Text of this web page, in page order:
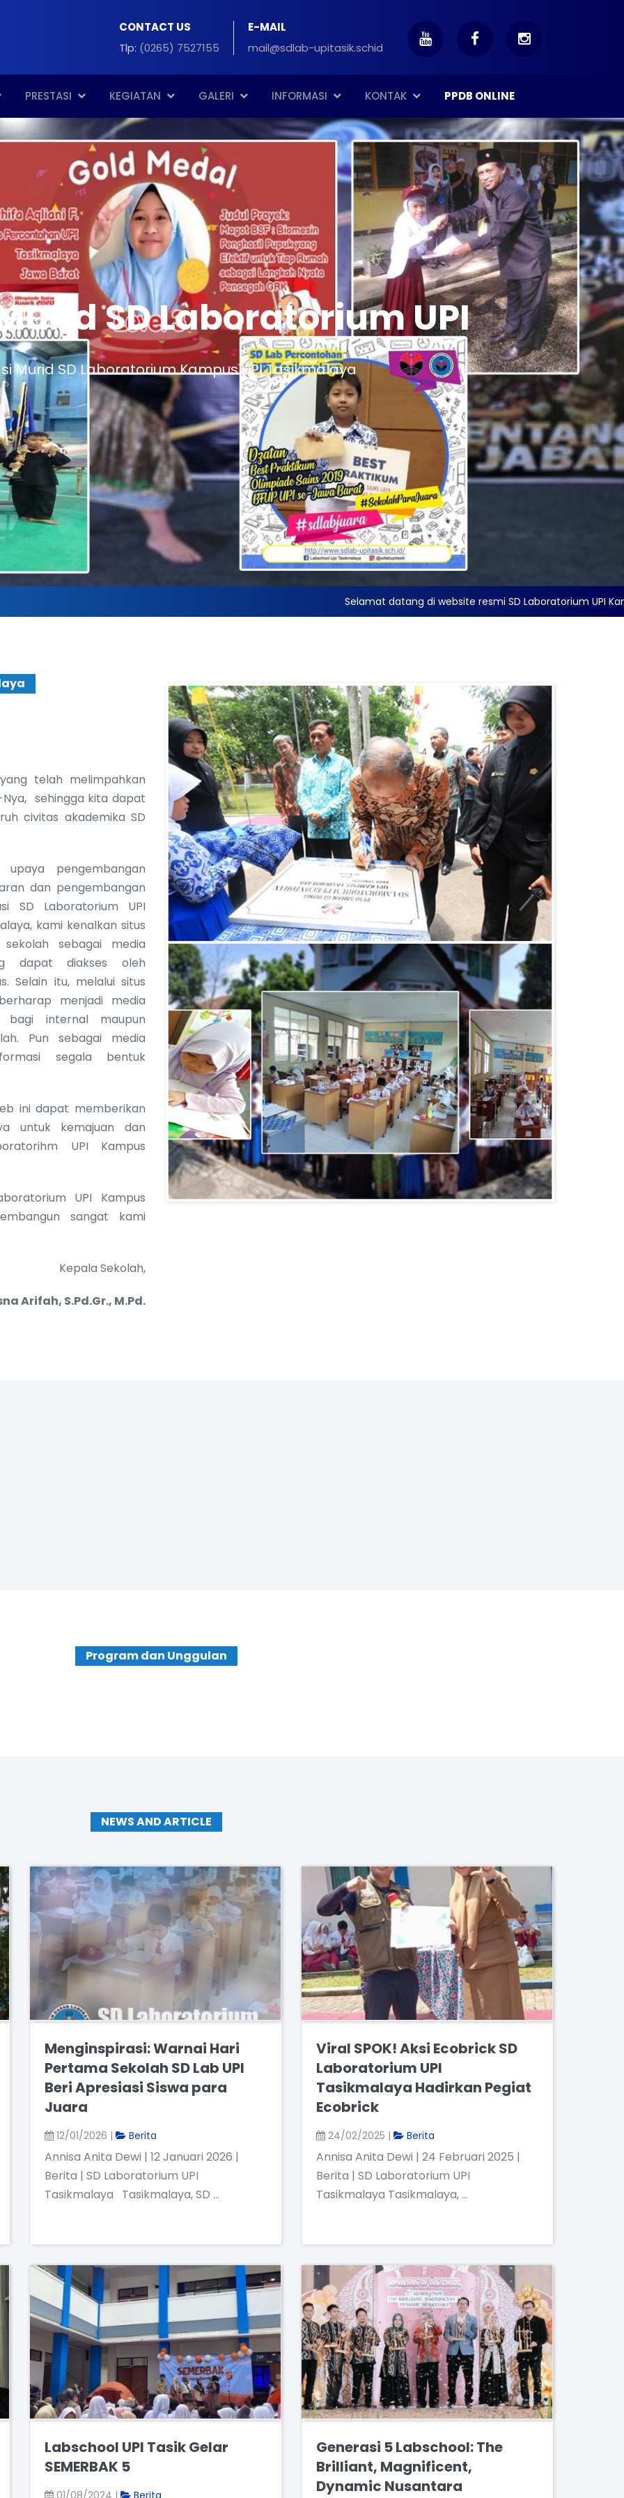
CONTACT US
Tlp: (0265) 7527155
E-MAIL
mail@sdlab-upitasik.schid
PRESTASI KEGIATAN GALERI INFORMASI KONTAK PPDB ONLINE
SD Laboratorium UPI
Murid SD Laboratorium Kampus UPI Tasikmalaya
Belajar Outdoor
Outdoor SD Laboratorium Kampus Upi Tasikmalaya
Selamat datang di website resmi SD Laboratorium UPI Kampus
telah melimpahkan
sehingga kita dapat
civitas akademika SD
pengembangan
dan pengembangan
SD Laboratorium UPI
kami kenalkan situs
sebagai media
dapat diakses oleh
Selain itu, melalui situs
menjadi media
internal maupun
Pun sebagai media
segala bentuk
ini dapat memberikan
untuk kemajuan dan
UPI Kampus
UPI Kampus
sangat kami
Kepala Sekolah,
Arifah, S.Pd.Gr., M.Pd.
Program dan Unggulan
NEWS AND ARTICLE
Menginspirasi: Warnai Hari
Pertama Sekolah SD Lab UPI
Beri Apresiasi Siswa para
Juara
12/01/2026 | Berita
Annisa Anita Dewi | 12 Januari 2026 |
Berita | SD Laboratorium UPI
Tasikmalaya Tasikmalaya, SD …
Viral SPOK! Aksi Ecobrick SD
Laboratorium UPI
Tasikmalaya Hadirkan Pegiat
Ecobrick
24/02/2025 | Berita
Annisa Anita Dewi | 24 Februari 2025 |
Berita | SD Laboratorium UPI
Tasikmalaya Tasikmalaya, …
Labschool UPI Tasik Gelar
SEMERBAK 5
01/08/2024 | Berita
Generasi 5 Labschool: The
Brilliant, Magnificent,
Dynamic Nusantara